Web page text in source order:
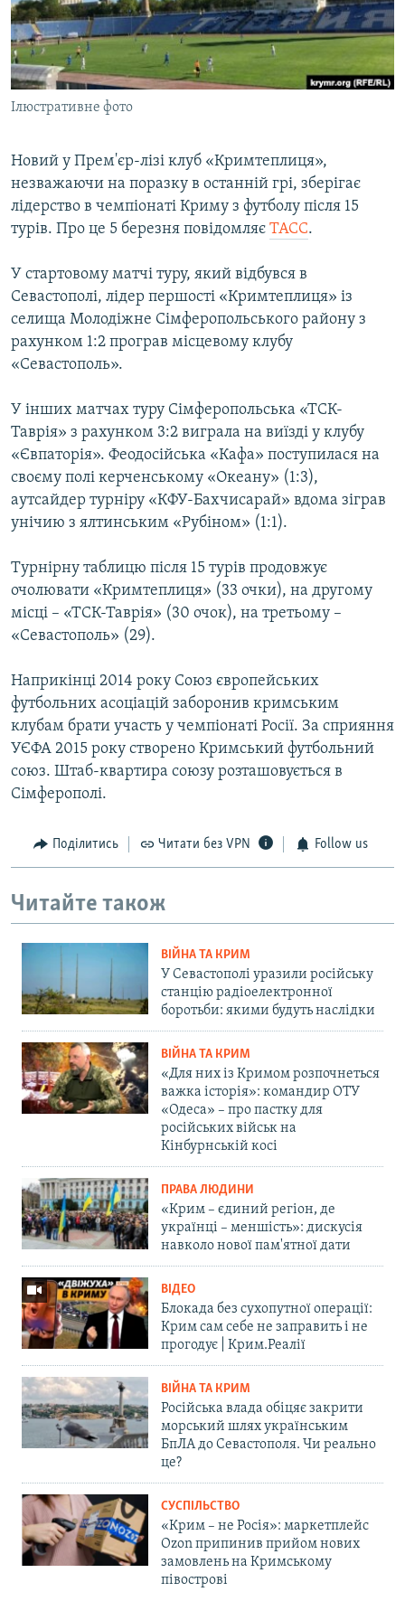
ВІДЕОУРОКИ «ELIFBE»
СВІДЧЕННЯ ОКУПАЦІЇ
УКРАЇНСЬКА ПРОБЛЕМА КРИМУ
ІНФОГРАФІКА
Русский
Qırımtatar
ДОЛУЧАЙСЯ!
Усі сайти RFE/RL
Ілюстративне фото
Новий у Прем'єр-лізі клуб «Кримтеплиця»,
незважаючи на поразку в останній грі, зберігає
лідерство в чемпіонаті Криму з футболу після 15
турів. Про це 5 березня повідомляє ТАСС.
У стартовому матчі туру, який відбувся в
Севастополі, лідер першості «Кримтеплиця» із
селища Молодіжне Сімферопольського району з
рахунком 1:2 програв місцевому клубу
«Севастополь».
У інших матчах туру Сімферопольська «ТСК-
Таврія» з рахунком 3:2 виграла на виїзді у клубу
«Євпаторія». Феодосійська «Кафа» поступилася на
своєму полі керченському «Океану» (1:3),
аутсайдер турніру «КФУ-Бахчисарай» вдома зіграв
унічию з ялтинським «Рубіном» (1:1).
Турнірну таблицю після 15 турів продовжує
очолювати «Кримтеплиця» (33 очки), на другому
місці – «ТСК-Таврія» (30 очок), на третьому –
«Севастополь» (29).
Наприкінці 2014 року Союз європейських
футбольних асоціацій заборонив кримським
клубам брати участь у чемпіонаті Росії. За сприяння
УЄФА 2015 року створено Кримський футбольний
союз. Штаб-квартира союзу розташовується в
Сімферополі.
Поділитись Читати без VPN Follow us
Читайте також
ВІЙНА ТА КРИМ
У Севастополі уразили російську
станцію радіоелектронної
боротьби: якими будуть наслідки
ВІЙНА ТА КРИМ
«Для них із Кримом розпочнеться
важка історія»: командир ОТУ
«Одеса» – про пастку для
російських військ на
Кінбурнській косі
ПРАВА ЛЮДИНИ
«Крим – єдиний регіон, де
українці – меншість»: дискусія
навколо нової пам'ятної дати
ВІДЕО
Блокада без сухопутної операції:
Крим сам себе не заправить і не
прогодує | Крим.Реалії
ВІЙНА ТА КРИМ
Російська влада обіцяє закрити
морський шлях українським
БпЛА до Севастополя. Чи реально
це?
СУСПІЛЬСТВО
«Крим – не Росія»: маркетплейс
Ozon припинив прийом нових
замовлень на Кримському
півострові